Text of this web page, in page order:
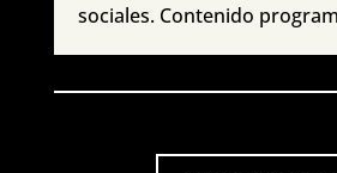
sociales. Contenido